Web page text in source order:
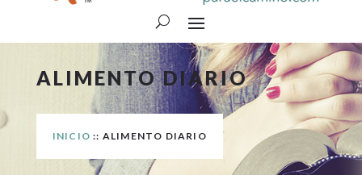
ALIMENTO DIARIO
INICIO :: ALIMENTO DIARIO